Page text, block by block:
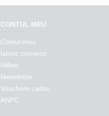
CONTUL MEU
Contul meu
Istoric comenzi
Afiliati
Newsletter
Vouchere cadou
ANPC